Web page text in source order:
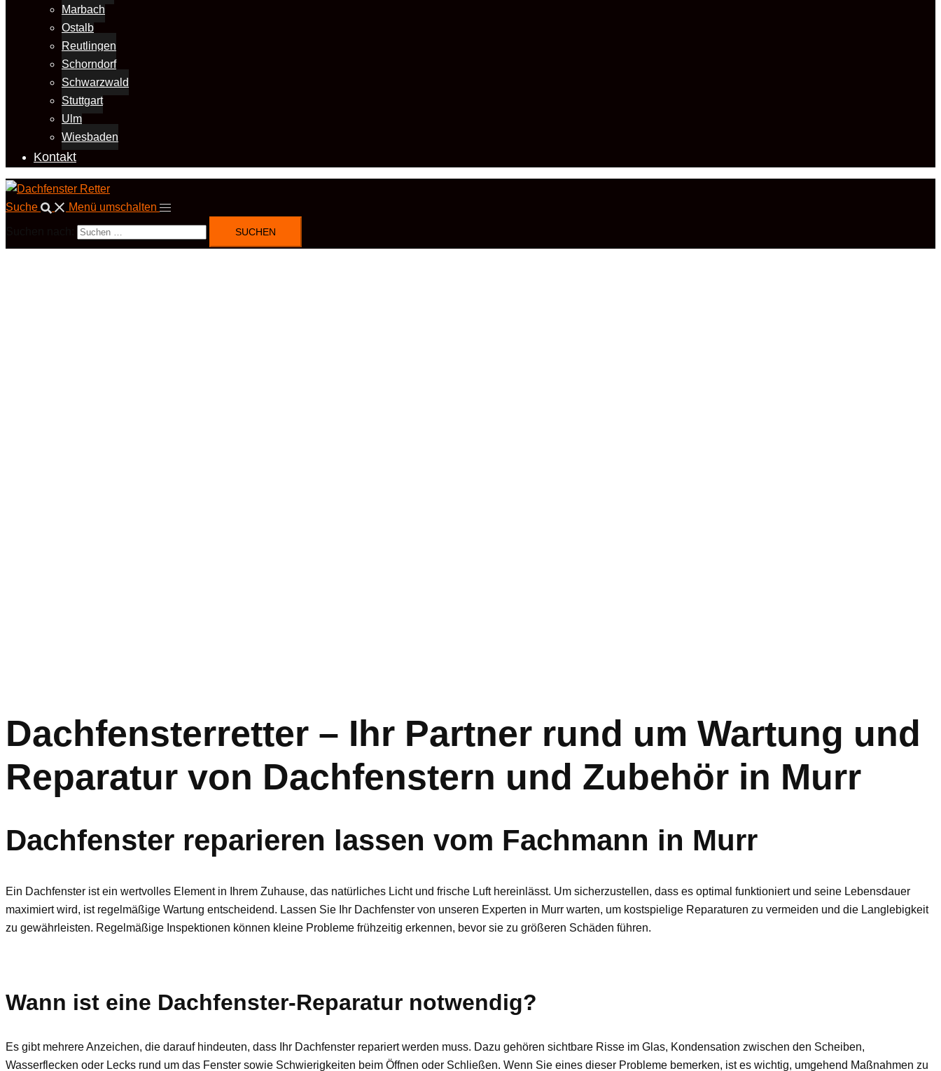
Marbach
Ostalb
Reutlingen
Schorndorf
Schwarzwald
Stuttgart
Ulm
Wiesbaden
Kontakt
Suche Menü umschalten
Dachfensterretter – Ihr Partner rund um Wartung und
Reparatur von Dachfenstern und Zubehör in Murr
Dachfenster reparieren lassen vom Fachmann in Murr
Ein Dachfenster ist ein wertvolles Element in Ihrem Zuhause, das natürliches Licht und frische Luft hereinlässt. Um sicherzustellen, dass es optimal funktioniert und seine Lebensdauer
maximiert wird, ist regelmäßige Wartung entscheidend. Lassen Sie Ihr Dachfenster von unseren Experten in Murr warten, um kostspielige Reparaturen zu vermeiden und die Langlebigkeit
zu gewährleisten. Regelmäßige Inspektionen können kleine Probleme frühzeitig erkennen, bevor sie zu größeren Schäden führen.
Wann ist eine Dachfenster-Reparatur notwendig?
Es gibt mehrere Anzeichen, die darauf hindeuten, dass Ihr Dachfenster repariert werden muss. Dazu gehören sichtbare Risse im Glas, Kondensation zwischen den Scheiben,
Wasserflecken oder Lecks rund um das Fenster sowie Schwierigkeiten beim Öffnen oder Schließen. Wenn Sie eines dieser Probleme bemerken, ist es wichtig, umgehend Maßnahmen zu